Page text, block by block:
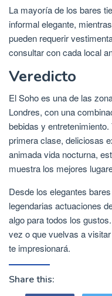
La mayoría de los bares
informal elegante,
pueden requerir
consultar con cada local
Veredicto
El Soho es una de las
Londres, con una
bebidas y
primera clase, deliciosas
animada vida nocturna,
muestra los mejores
Desde los elegantes
legendarias actuaciones
algo para todos los
vez o que vuelvas a
te impresionará.
Share this: